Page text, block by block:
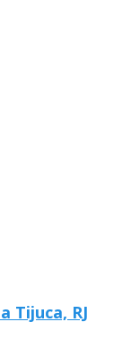
Tijuca, RJ